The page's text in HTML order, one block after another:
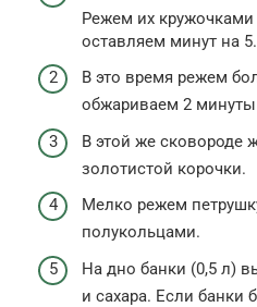
Режем их
оставляем минут на 5.
В это время режем
обжариваем 2
В этой же сковороде
золотистой корочки.
Мелко режем
полукольцами.
На дно банки (0,5 л)
и сахара. Если